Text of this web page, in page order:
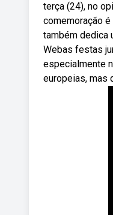
terça (24), no
comemoração
também dedica
Webas festas
especialmente
europeias, mas